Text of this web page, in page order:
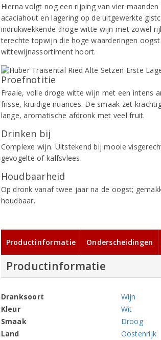
Hierna volgt nog een rijping van vier
acaciahout en lagering op de uitgewerkte
indrukwekkende droge witte wijn met zowel
terechte topwijn die hoge waarderingen
wittewijnassortiment hoort.
Proefnotitie
Fraaie, volle droge witte wijn met een intens
frisse, kruidige nuances. De smaak zet
lange, aromatische afdronk met veel fruit.
Drinken bij
Complexe wijn. Uitstekend bij mooie
gevogelte of kalfsvlees.
Houdbaarheid
Op dronk vanaf twee jaar na de oogst;
houdbaar.
Productinformatie Onderscheidingen
Productinformatie
Dranksoort
Wijn
Kleur
Wit
Smaak
Droog
Land
Oostenrijk